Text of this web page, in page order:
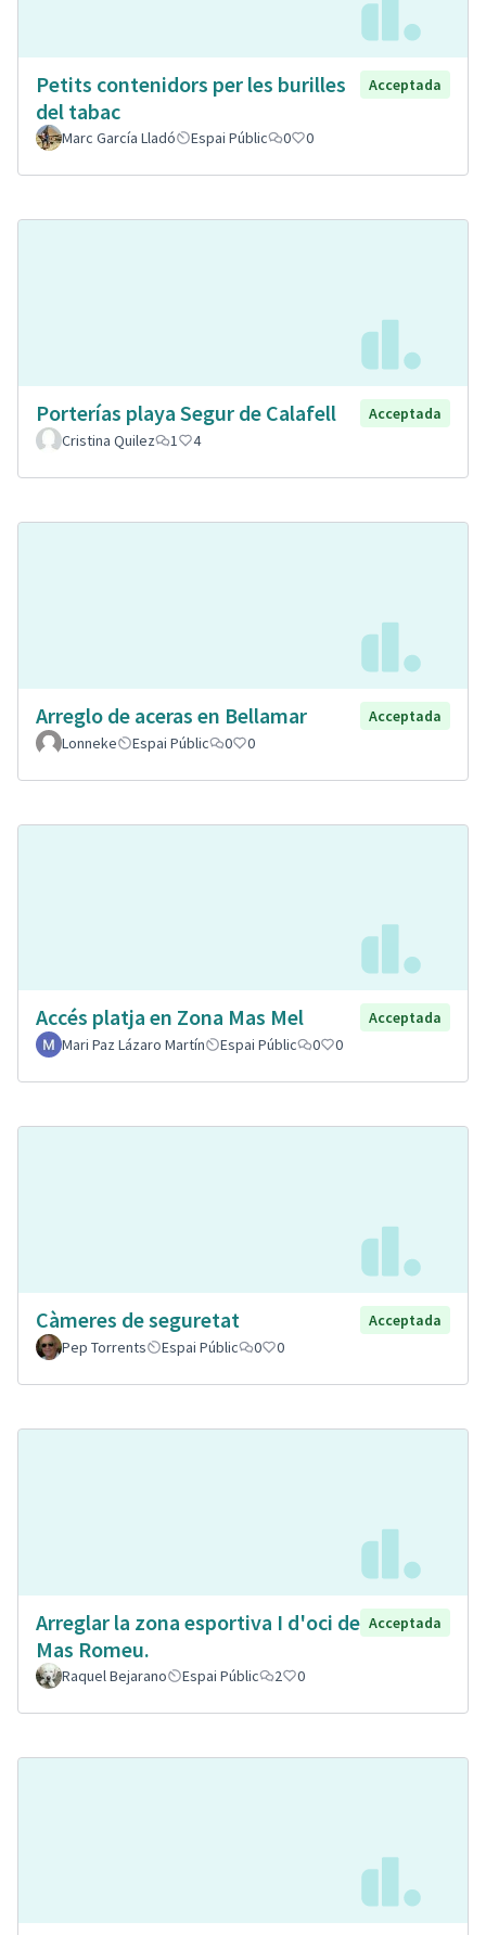
Petits contenidors per les burilles
del tabac
Acceptada
Marc García Lladó Espai Públic 0 0
Porterías playa Segur de Calafell
Acceptada
Cristina Quilez
1 4
Arreglo de aceras en Bellamar
Acceptada
Lonneke
Espai Públic 0 0
Accés platja en Zona Mas Mel
Acceptada
Mari Paz Lázaro Martín
Espai Públic 0 0
Càmeres de seguretat
Acceptada
Pep Torrents
Espai Públic 0 0
Arreglar la zona esportiva I d'oci de
Mas Romeu.
Acceptada
Raquel Bejarano Espai Públic 2 0